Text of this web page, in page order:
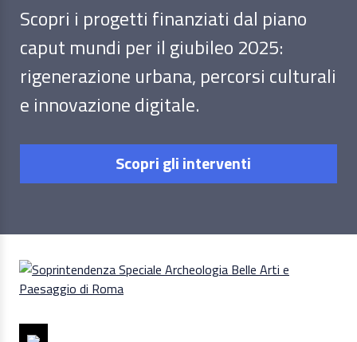
Scopri i progetti finanziati dal piano
caput mundi per il giubileo 2025:
rigenerazione urbana, percorsi culturali
e innovazione digitale.
Scopri gli interventi